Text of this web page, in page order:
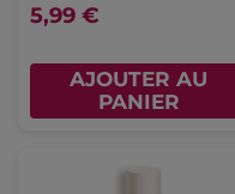
5,99 €
AJOUTER AU
PANIER